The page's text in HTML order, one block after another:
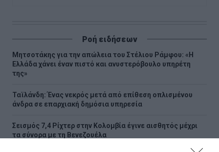
Ροή ειδήσεων
Μητσοτάκης για την απώλεια του Στέλιου Ράμφου: «Η
Ελλάδα χάνει έναν πιστό και ανυστερόβουλο υπηρέτη
της»
Ταϊλάνδη: Ένας νεκρός μετά από επίθεση οπλισμένου
άνδρα σε επαρχιακή δημόσια υπηρεσία
Σεισμός 7,4 Ρίχτερ στην Κολομβία έγινε αισθητός μέχρι
τα σύνορα με τη Βενεζουέλα